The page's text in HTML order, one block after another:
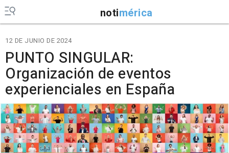
notimérica
12 DE JUNIO DE 2024
PUNTO SINGULAR:
Organización de eventos
experienciales en España